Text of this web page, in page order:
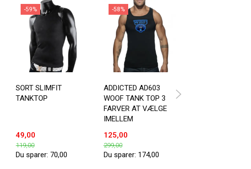
-59%
SORT SLIMFIT
TANKTOP
49,00
119,00
Du sparer: 70,00
-58%
ADDICTED AD603
WOOF TANK TOP 3
FARVER AT VÆLGE
IMELLEM
125,00
299,00
Du sparer: 174,00